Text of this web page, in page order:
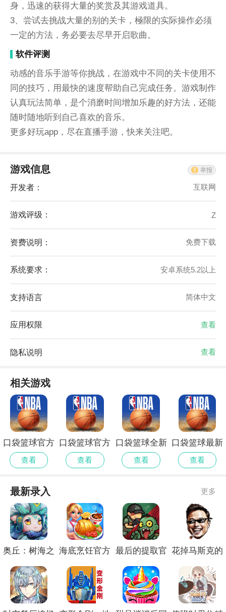
身，迅速的获得大量的奖赏及其游戏道具。
3、尝试去挑战大量的别的关卡，極限的实际操作必须
一定的方法，务必要去尽早开启歌曲。
软件评测
动感的音乐手游等你挑战，在游戏中不同的关卡使用不
同的技巧，用最快的速度帮助自己完成任务。游戏制作
认真玩法简单，是个消磨时间增加乐趣的好方法，还能
随时随地听到自己喜欢的音乐。
更多好玩app，尽在直播手游，快来关注吧。
游戏信息 举报
开发者： 互联网
游戏评级： Z
资费说明： 免费下载
系统要求： 安卓系统5.2以上
支持语言 简体中文
应用权限 查看
隐私说明 查看
相关游戏
口袋篮球官方
版
查看
口袋篮球官方
正式版
查看
口袋篮球全新
版
查看
口袋篮球最新
正版
查看
最新录入 更多
奥丘：树海之 海底烹饪官方 最后的提取官 花掉马斯克的